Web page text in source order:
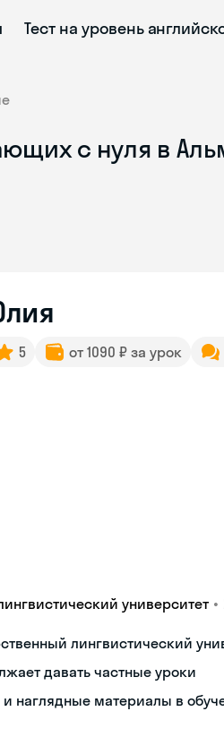
Тест на уровень
с нуля в
5 от 1090 ₽ за урок
университет •
лингвистический
давать частные уроки
наглядные материалы в